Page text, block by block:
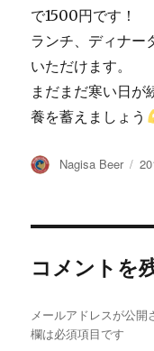
で1500円です！
ランチ、ディナー
いただけます。
まだまだ寒い日が
養を蓄えましょう
投
Nagisa Beer
投
コメントを
メールアドレスが公開
欄は必須項目です